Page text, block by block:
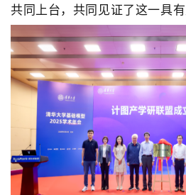
共同上台，共同见证了这一具有